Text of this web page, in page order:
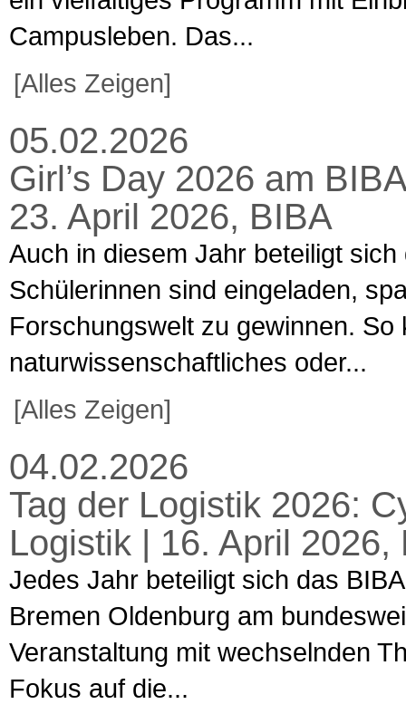
Campusleben. Das...
[Alles Zeigen]
05.02.2026
Girl’s Day 2026 am
23. April 2026, BIBA
Auch in diesem Jahr beteiligt sich
Schülerinnen sind eingeladen,
Forschungswelt zu gewinnen.
naturwissenschaftliches oder...
[Alles Zeigen]
04.02.2026
Tag der Logistik 2026:
Logistik | 16. April 2026,
Jedes Jahr beteiligt sich das
Bremen Oldenburg am
Veranstaltung mit wechselnden
Fokus auf die...